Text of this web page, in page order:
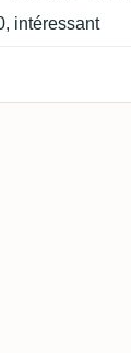
intéressant